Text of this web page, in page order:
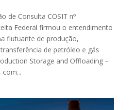
de Consulta COSIT nº
Federal firmou o entendimento
flutuante de produção,
de petróleo e gás
Storage and Offloading –
com...